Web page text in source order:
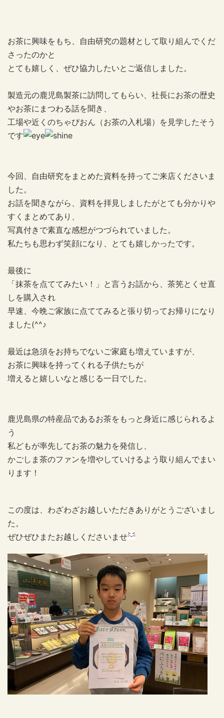
お茶に興味をもち、自由研究の題材として取り組んでくだ
さったのかと
とても嬉しく、ぜひ協力したいとご返信しました。
製造元の鹿児島製茶に訪問してもらい、社長にお茶の歴史
やお茶にまつわる話を聞き、
工場や近くのちゃぴおん（お茶の入札場）を見学したそう
です
今回、自由研究をまとめた資料を持ってご来店くださいま
した。
お話を聞きながら、資料を拝見しましたがとても分かりや
すくまとめてあり、
写真付きで素直な感想がつづられていました。
私たちも思わず笑顔になり、とても嬉しかったです。
最後に
「抹茶を点ててみたい！」と言うお話から、茶筅とくせ直
しを購入され
早速、今晩ご家族に点ててみると張り切ってお帰りになり
ました(^^♪
最近は急須をお持ちでないご家庭も増えていますが、
お茶に興味を持ってくれる子供たちが
増えると嬉しいなと感じる一日でした。
鹿児島県の特産品であるお茶をもっと身近に感じられるよ
う
私どもが率先してお茶の魅力を発信し、
かごしま茶のファンを増やしていけるよう取り組んでまい
ります！
この度は、わざわざお越しいただきありがとうございまし
た。
ぜひぜひまたお越しくださいませ